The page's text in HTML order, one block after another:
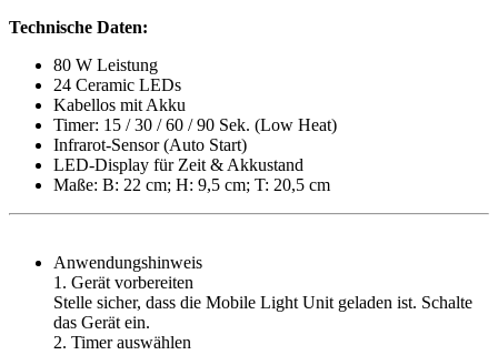
Technische Daten:
80 W Leistung
24 Ceramic LEDs
Kabellos mit Akku
Timer: 15 / 30 / 60 / 90 Sek. (Low Heat)
Infrarot-Sensor (Auto Start)
LED-Display für Zeit & Akkustand
Maße: B: 22 cm; H: 9,5 cm; T: 20,5 cm
Anwendungshinweis
1. Gerät vorbereiten
Stelle sicher, dass die Mobile Light Unit geladen ist. Schalte
das Gerät ein.
2. Timer auswählen